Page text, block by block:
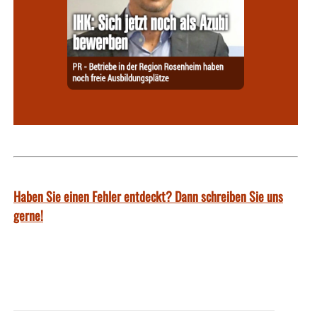
Haben Sie einen Fehler entdeckt? Dann schreiben Sie uns
gerne!